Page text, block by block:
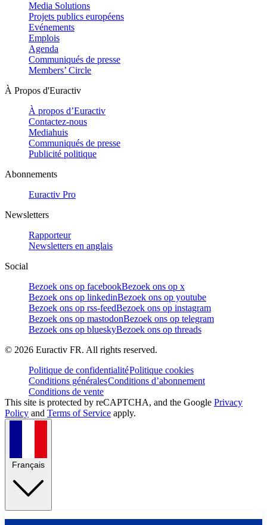
Media Solutions
Projets publics européens
Evénements
Emplois
Agenda
Communiqués de presse
Members’ Circle
À Propos d'Euractiv
À propos d’Euractiv
Contactez-nous
Mediahuis
Communiqués de presse
Publicité politique
Abonnements
Euractiv Pro
Newsletters
Rapporteur
Newsletters en anglais
Social
Bezoek ons op facebookBezoek ons op x
Bezoek ons op linkedinBezoek ons op youtube
Bezoek ons op rss-feedBezoek ons op instagram
Bezoek ons op mastodonBezoek ons op telegram
Bezoek ons op blueskyBezoek ons op threads
© 2026 Euractiv FR. All rights reserved.
Politique de confidentialitéPolitique cookies
Conditions généralesConditions d’abonnement
Conditions de vente
This site is protected by reCAPTCHA, and the Google Privacy
Policy and Terms of Service apply.
Français